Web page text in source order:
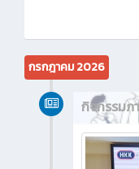
กรกฎาคม 2026
กิจกรรมภ